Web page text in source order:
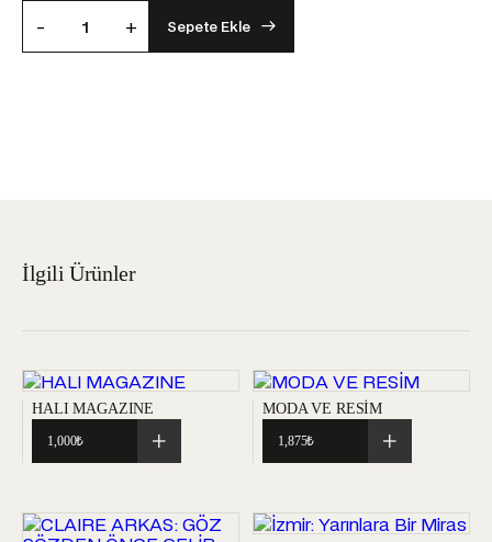
- + Sepete Ekle
İlgili Ürünler
HALI MAGAZINE
1,000₺
MODA VE RESİM
1,875₺